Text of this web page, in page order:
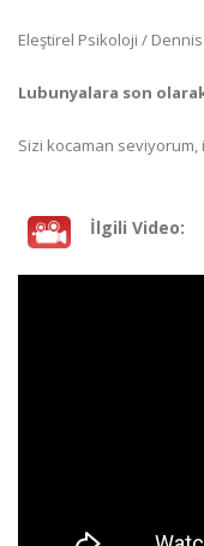
Eleştirel Psikoloji /
Lubunyalara son
Sizi kocaman seviyorum,
İlgili Video: